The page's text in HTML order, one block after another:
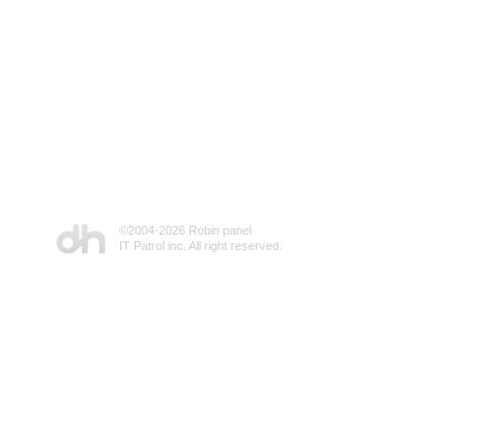
©2004-2026 Robin panel
IT Patrol inc. All right reserved.